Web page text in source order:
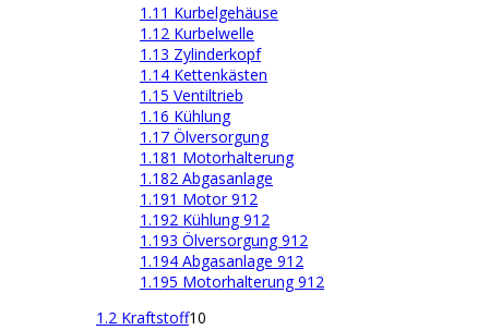
1.11 Kurbelgehäuse
1.12 Kurbelwelle
1.13 Zylinderkopf
1.14 Kettenkästen
1.15 Ventiltrieb
1.16 Kühlung
1.17 Ölversorgung
1.181 Motorhalterung
1.182 Abgasanlage
1.191 Motor 912
1.192 Kühlung 912
1.193 Ölversorgung 912
1.194 Abgasanlage 912
1.195 Motorhalterung 912
1.2 Kraftstoff10